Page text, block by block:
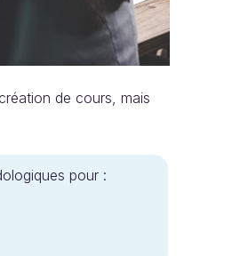
de cours, mais
pour :